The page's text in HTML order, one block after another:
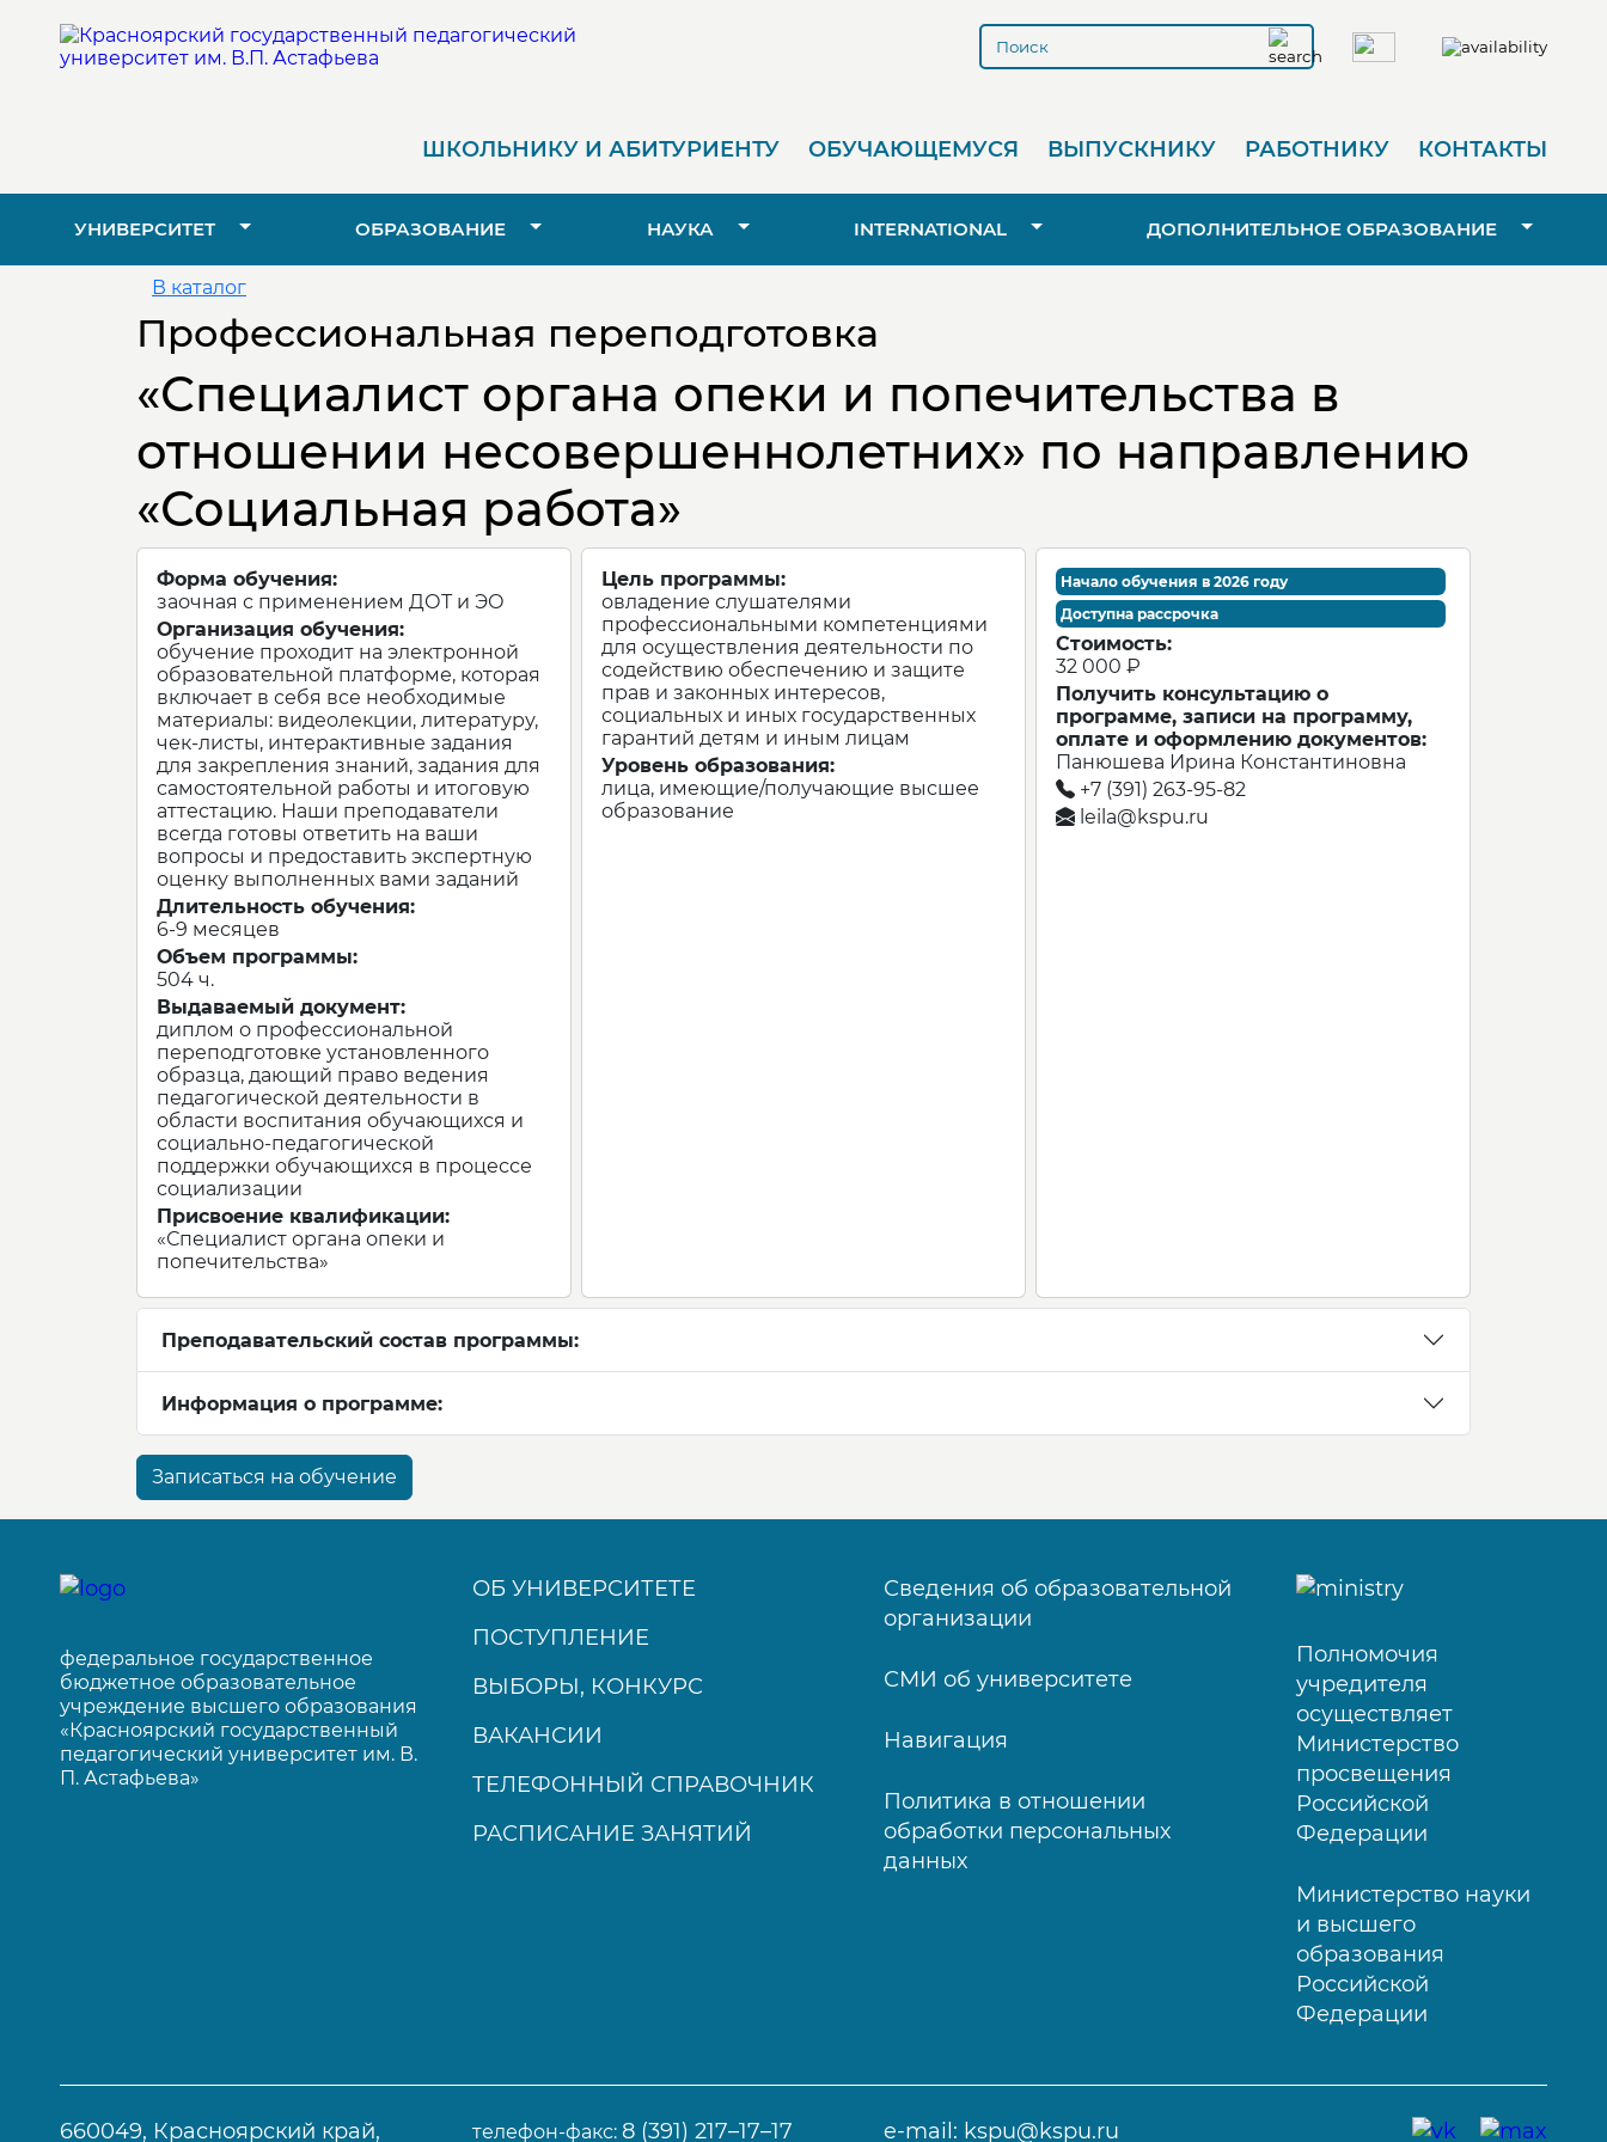
ШКОЛЬНИКУ И АБИТУРИЕНТУ ОБУЧАЮЩЕМУСЯ ВЫПУСКНИКУ РАБОТНИКУ КОНТАКТЫ
УНИВЕРСИТЕТ ОБРАЗОВАНИЕ НАУКА INTERNATIONAL ДОПОЛНИТЕЛЬНОЕ ОБРАЗОВАНИЕ
В каталог
Профессиональная переподготовка
«Специалист органа опеки и попечительства в
отношении несовершеннолетних» по направлению
«Социальная работа»
Форма обучения:
заочная с применением ДОТ и ЭО
Организация обучения:
обучение проходит на электронной
образовательной платформе, которая
включает в себя все необходимые
материалы: видеолекции, литературу,
чек-листы, интерактивные задания
для закрепления знаний, задания для
самостоятельной работы и итоговую
аттестацию. Наши преподаватели
всегда готовы ответить на ваши
вопросы и предоставить экспертную
оценку выполненных вами заданий
Длительность обучения:
6-9 месяцев
Объем программы:
504 ч.
Выдаваемый документ:
диплом о профессиональной
переподготовке установленного
образца, дающий право ведения
педагогической деятельности в
области воспитания обучающихся и
социально-педагогической
поддержки обучающихся в процессе
социализации
Присвоение квалификации:
«Специалист органа опеки и
попечительства»
Цель программы:
овладение слушателями
профессиональными компетенциями
для осуществления деятельности по
содействию обеспечению и защите
прав и законных интересов,
социальных и иных государственных
гарантий детям и иным лицам
Уровень образования:
лица, имеющие/получающие высшее
образование
Начало обучения в 2026 году
Доступна рассрочка
Стоимость:
32 000 ₽
Получить консультацию о
программе, записи на программу,
оплате и оформлению документов:
Панюшева Ирина Константиновна
+7 (391) 263-95-82
leila@kspu.ru
Преподавательский состав программы:
Информация о программе:
Записаться на обучение
федеральное государственное
бюджетное образовательное
учреждение высшего образования
«Красноярский государственный
педагогический университет им. В.
П. Астафьева»
ОБ УНИВЕРСИТЕТЕ
ПОСТУПЛЕНИЕ
ВЫБОРЫ, КОНКУРС
ВАКАНСИИ
ТЕЛЕФОННЫЙ СПРАВОЧНИК
РАСПИСАНИЕ ЗАНЯТИЙ
Сведения об образовательной
организации
СМИ об университете
Навигация
Политика в отношении
обработки персональных
данных
Полномочия
учредителя
осуществляет
Министерство
просвещения
Российской
Федерации
Министерство науки
и высшего
образования
Российской
Федерации
660049, Красноярский край, телефон-факс: 8 (391) 217–17–17 e-mail: kspu@kspu.ru